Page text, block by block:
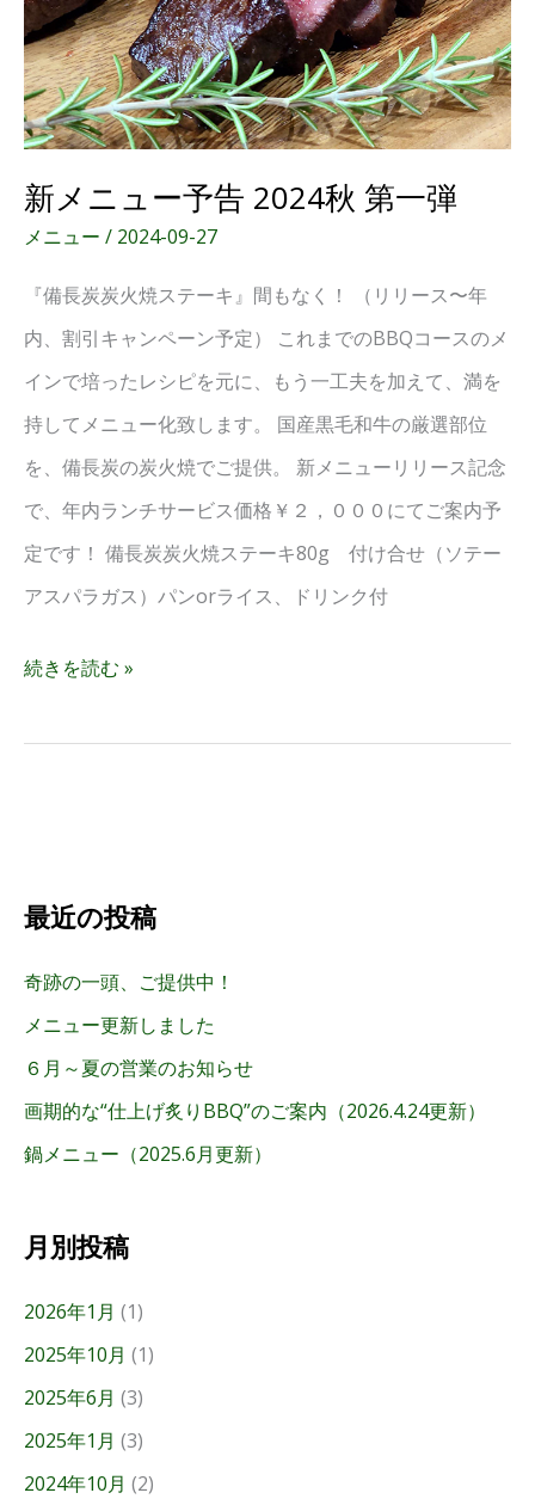
最近の投稿
奇跡の一頭、ご提供中！
メニュー更新しました
６月～夏の営業のお知らせ
画期的な“仕上げ炙りBBQ”のご案内（2026.4.24更新）
鍋メニュー（2025.6月更新）
月別投稿
2026年1月 (1)
2025年10月 (1)
2025年6月 (3)
2025年1月 (3)
2024年10月 (2)
新メニュー予告 2024秋 第一弾
メニュー / 2024-09-27
『備長炭炭火焼ステーキ』間もなく！ （リリース〜年
内、割引キャンペーン予定） これまでのBBQコースのメ
インで培ったレシピを元に、もう一工夫を加えて、満を
持してメニュー化致します。 国産黒毛和牛の厳選部位
を、備長炭の炭火焼でご提供。 新メニューリリース記念
で、年内ランチサービス価格￥２，０００にてご案内予
定です！ 備長炭炭火焼ステーキ80g 付け合せ（ソテー
アスパラガス）パンorライス、ドリンク付
予
告
2024
秋
第
一
続きを読む »